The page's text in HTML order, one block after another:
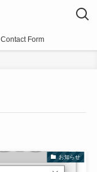
Contact Form
お知らせ